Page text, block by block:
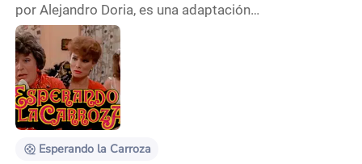
por Alejandro Doria, es una adaptación
cinematográfica de la obra teatral que lleva el mismo
nombre, y es considerada por muchos como “la mejor
película argentina de la historia”. Con un elenco de
actores consagrados, como China Zorrilla, Antonio
Gasalla y Luis Brandoni, y una calificación de 8.0 en
IMDb, esta comedia conquistó el corazón de var
Esperando la Carroza